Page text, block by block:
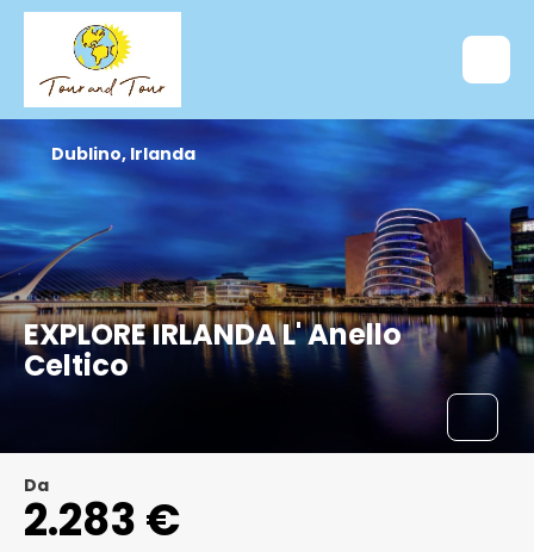
EXPLORE IRLANDA L' Anello
Celtico
Dublino, Irlanda
Da
2.283 €